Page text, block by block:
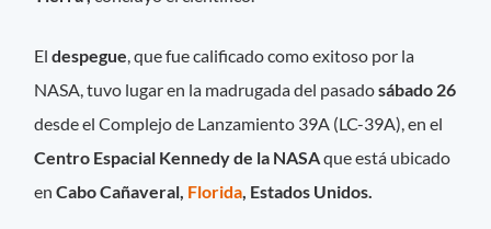
Eldespegue, que fue calificado como exitoso por la
NASA, tuvo lugar en la madrugada del pasadosábado 26
desde el Complejo de Lanzamiento 39A (LC-39A), en el
Centro Espacial Kennedy de la NASAque está ubicado
enCabo Cañaveral, Florida, Estados Unidos.